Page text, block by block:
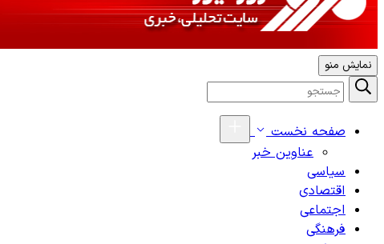
نمایش منو
صفحه نخست
عناوین خبر
سیاسی
اقتصادی
اجتماعی
فرهنگی